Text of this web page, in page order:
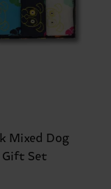
Mixed Dog
Gift Set